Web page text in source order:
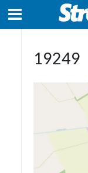
19249